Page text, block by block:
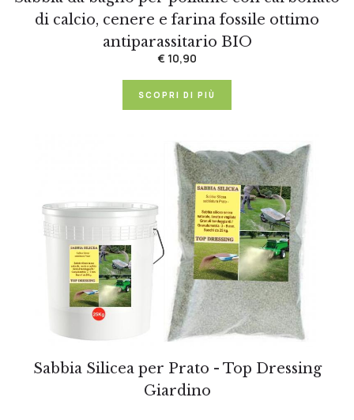
di calcio, cenere e farina fossile ottimo
antiparassitario BIO
€ 10,90
SCOPRI DI PIÙ
Sabbia Silicea per Prato - Top Dressing
Giardino